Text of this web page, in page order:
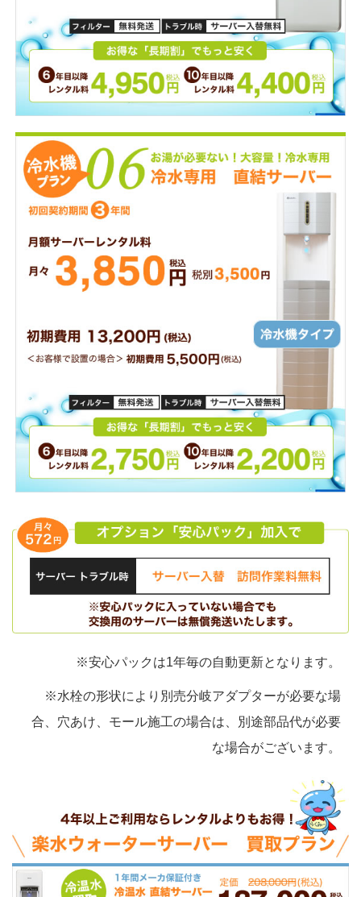
※安心パックは1年毎の自動更新となります。
※水栓の形状により別売分岐アダプターが必要な場
合、穴あけ、モール施工の場合は、別途部品代が必要
な場合がございます。